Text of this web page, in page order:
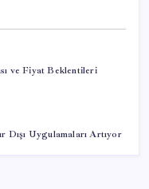
ve Fiyat Beklentileri
Dışı Uygulamaları Artıyor